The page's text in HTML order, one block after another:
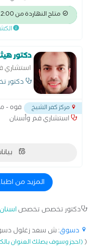
التجميلي عضو الجمعيه
الفم و جراحه اللثه و
متاح النهاردة من 2:00 مساءً
دكتور
استشاري
دكتور
مركز كفر الشيخ
فوه -
استشاري فم وأسنان
المزيد من
دكتور تخصص تخصصاسنان
دسوق: ش سعد زغلول
((احجز وسوف يصلك العنوان